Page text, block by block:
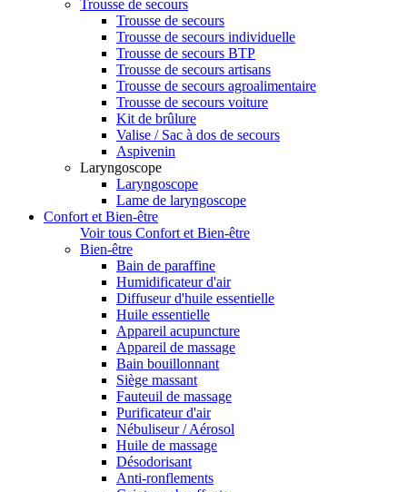
Trousse de secours
Trousse de secours
Trousse de secours individuelle
Trousse de secours BTP
Trousse de secours artisans
Trousse de secours agroalimentaire
Trousse de secours voiture
Kit de brûlure
Valise / Sac à dos de secours
Aspivenin
Laryngoscope
Laryngoscope
Lame de laryngoscope
Confort et Bien-être
Voir tous Confort et Bien-être
Bien-être
Bain de paraffine
Humidificateur d'air
Diffuseur d'huile essentielle
Huile essentielle
Appareil acupuncture
Appareil de massage
Bain bouillonnant
Siège massant
Fauteuil de massage
Purificateur d'air
Nébuliseur / Aérosol
Huile de massage
Désodorisant
Anti-ronflements